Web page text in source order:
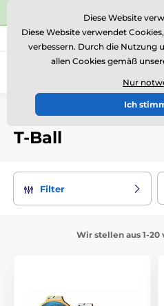
⭐Siehe 504 verifizierte
Rufen Sie uns an (Mo-Fr 15-18)
Einführung Auszeichnungen
T-Ball
Filter
Wir stellen aus 1-20
Diese Website
Diese Website verwendet
verbessern. Durch die Nutzung
allen Cookies gemäß
Nur
Ich